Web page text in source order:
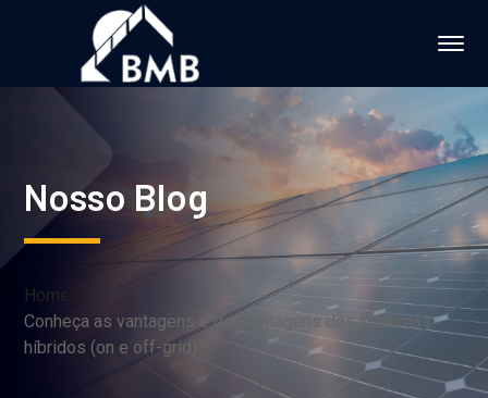
Nosso Blog
Home
Conheça as vantagens e desvantagens dos sistemas
híbridos (on e off-grid)